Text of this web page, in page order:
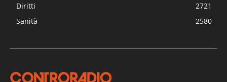
Diritti
2721
Sanità
2580